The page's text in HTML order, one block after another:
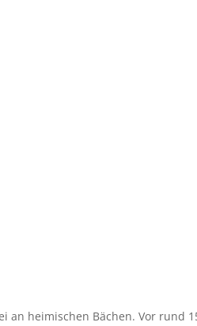
an heimischen Bächen. Vor rund